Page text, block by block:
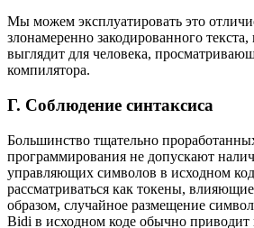
Мы можем эксплуатировать это
злонамеренно закодированного
выглядит для человека,
компилятора.
Г. Соблюдение синтаксиса
Большинство тщательно
программирования не допускают
управляющих символов в исходном
рассматриваться как токены,
образом, случайное размещение
Bidi в исходном коде обычно приводит